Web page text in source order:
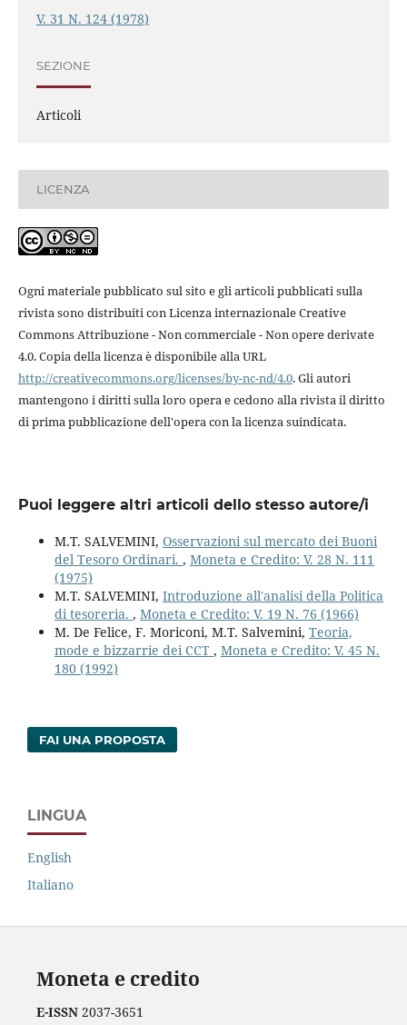
V. 31 N. 124 (1978)
SEZIONE
Articoli
LICENZA
Ogni materiale pubblicato sul sito e gli articoli pubblicati sulla
rivista sono distribuiti con Licenza internazionale Creative
Commons Attribuzione - Non commerciale - Non opere derivate
4.0. Copia della licenza è disponibile alla URL
http://creativecommons.org/licenses/by-nc-nd/4.0. Gli autori
mantengono i diritti sulla loro opera e cedono alla rivista il diritto
di prima pubblicazione dell'opera con la licenza suindicata.
Puoi leggere altri articoli dello stesso autore/i
M.T. SALVEMINI, Osservazioni sul mercato dei Buoni
del Tesoro Ordinari. , Moneta e Credito: V. 28 N. 111
(1975)
M.T. SALVEMINI, Introduzione all'analisi della Politica
di tesoreria. , Moneta e Credito: V. 19 N. 76 (1966)
M. De Felice, F. Moriconi, M.T. Salvemini, Teoria,
mode e bizzarrie dei CCT , Moneta e Credito: V. 45 N.
180 (1992)
FAI UNA PROPOSTA
LINGUA
English
Italiano
Moneta e credito
E-ISSN2037-3651